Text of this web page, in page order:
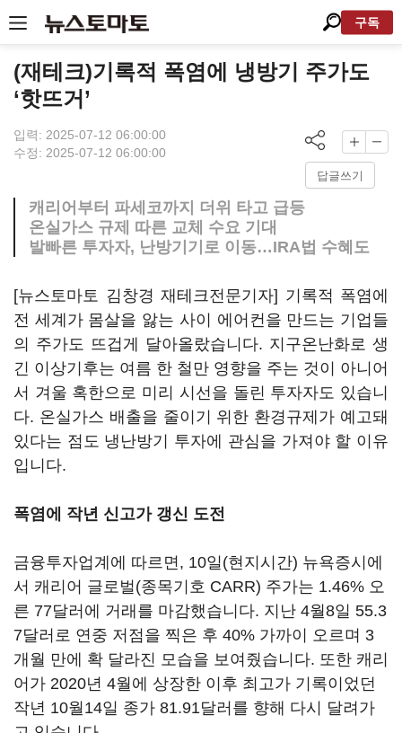
구독
(재테크)기록적 폭염에 냉방기 주가도
‘핫뜨거’
입력: 2025-07-12 06:00:00
수정: 2025-07-12 06:00:00
답글쓰기
캐리어부터 파세코까지 더위 타고 급등
온실가스 규제 따른 교체 수요 기대
발빠른 투자자, 난방기기로 이동…IRA법 수혜도
[뉴스토마토 김창경 재테크전문기자] 기록적 폭염에
전 세계가 몸살을 앓는 사이 에어컨을 만드는 기업들
의 주가도 뜨겁게 달아올랐습니다. 지구온난화로 생
긴 이상기후는 여름 한 철만 영향을 주는 것이 아니어
서 겨울 혹한으로 미리 시선을 돌린 투자자도 있습니
다. 온실가스 배출을 줄이기 위한 환경규제가 예고돼
있다는 점도 냉난방기 투자에 관심을 가져야 할 이유
입니다.
폭염에 작년 신고가 갱신 도전
금융투자업계에 따르면, 10일(현지시간) 뉴욕증시에
서 캐리어 글로벌(종목기호 CARR) 주가는 1.46% 오
른 77달러에 거래를 마감했습니다. 지난 4월8일 55.3
7달러로 연중 저점을 찍은 후 40% 가까이 오르며 3
개월 만에 확 달라진 모습을 보여줬습니다. 또한 캐리
어가 2020년 4월에 상장한 이후 최고가 기록이었던
작년 10월14일 종가 81.91달러를 향해 다시 달려가